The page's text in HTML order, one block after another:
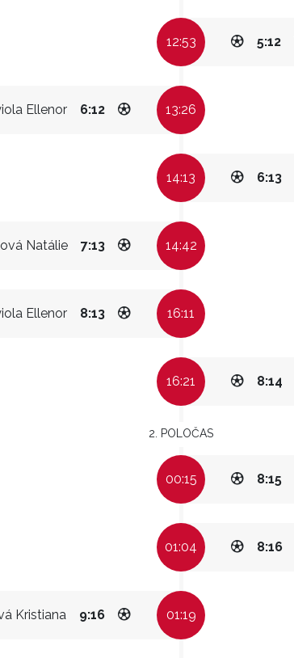
12:53 5:12
Ellenor 6:12 13:26
14:13 6:13
Natálie 7:13 14:42
Ellenor 8:13 16:11
16:21 8:14
2. POLOČAS
00:15 8:15
01:04 8:16
Kristiana 9:16 01:19